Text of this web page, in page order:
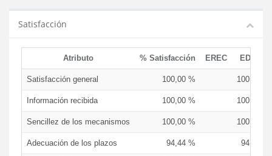
Satisfacción
Atributo % Satisfacción EREC EDCEN
Satisfacción general 100,00 % 100,00 %
Información recibida 100,00 % 100,00 %
Sencillez de los mecanismos 100,00 % 100,00 %
Adecuación de los plazos 94,44 % 94,44 %